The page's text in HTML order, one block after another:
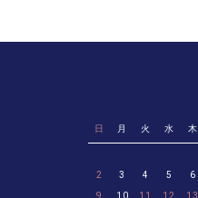
日 月 火 水 木
2 3 4 5 6
9 10 11 12 13